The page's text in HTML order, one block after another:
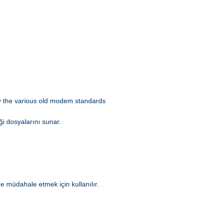
various old modem standards
sunar.
müdahale etmek için kullanılır.